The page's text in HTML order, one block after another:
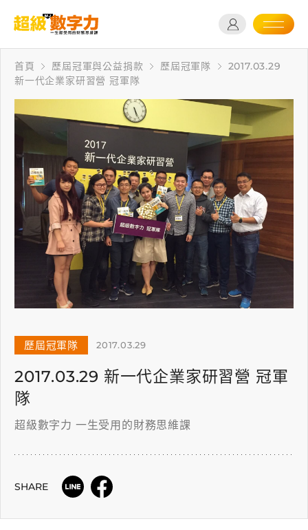
首頁 歷屆冠軍與公益捐款 歷屆冠軍隊
2017.03.29
新一代企業家研習營 冠軍隊
歷屆冠軍隊 2017.03.29
2017.03.29 新一代企業家研習營 冠軍
隊
超級數字力 一生受用的財務思維課
SHARE